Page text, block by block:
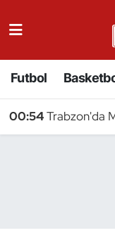
Futbol
00:54Trabzon'da
Badminton